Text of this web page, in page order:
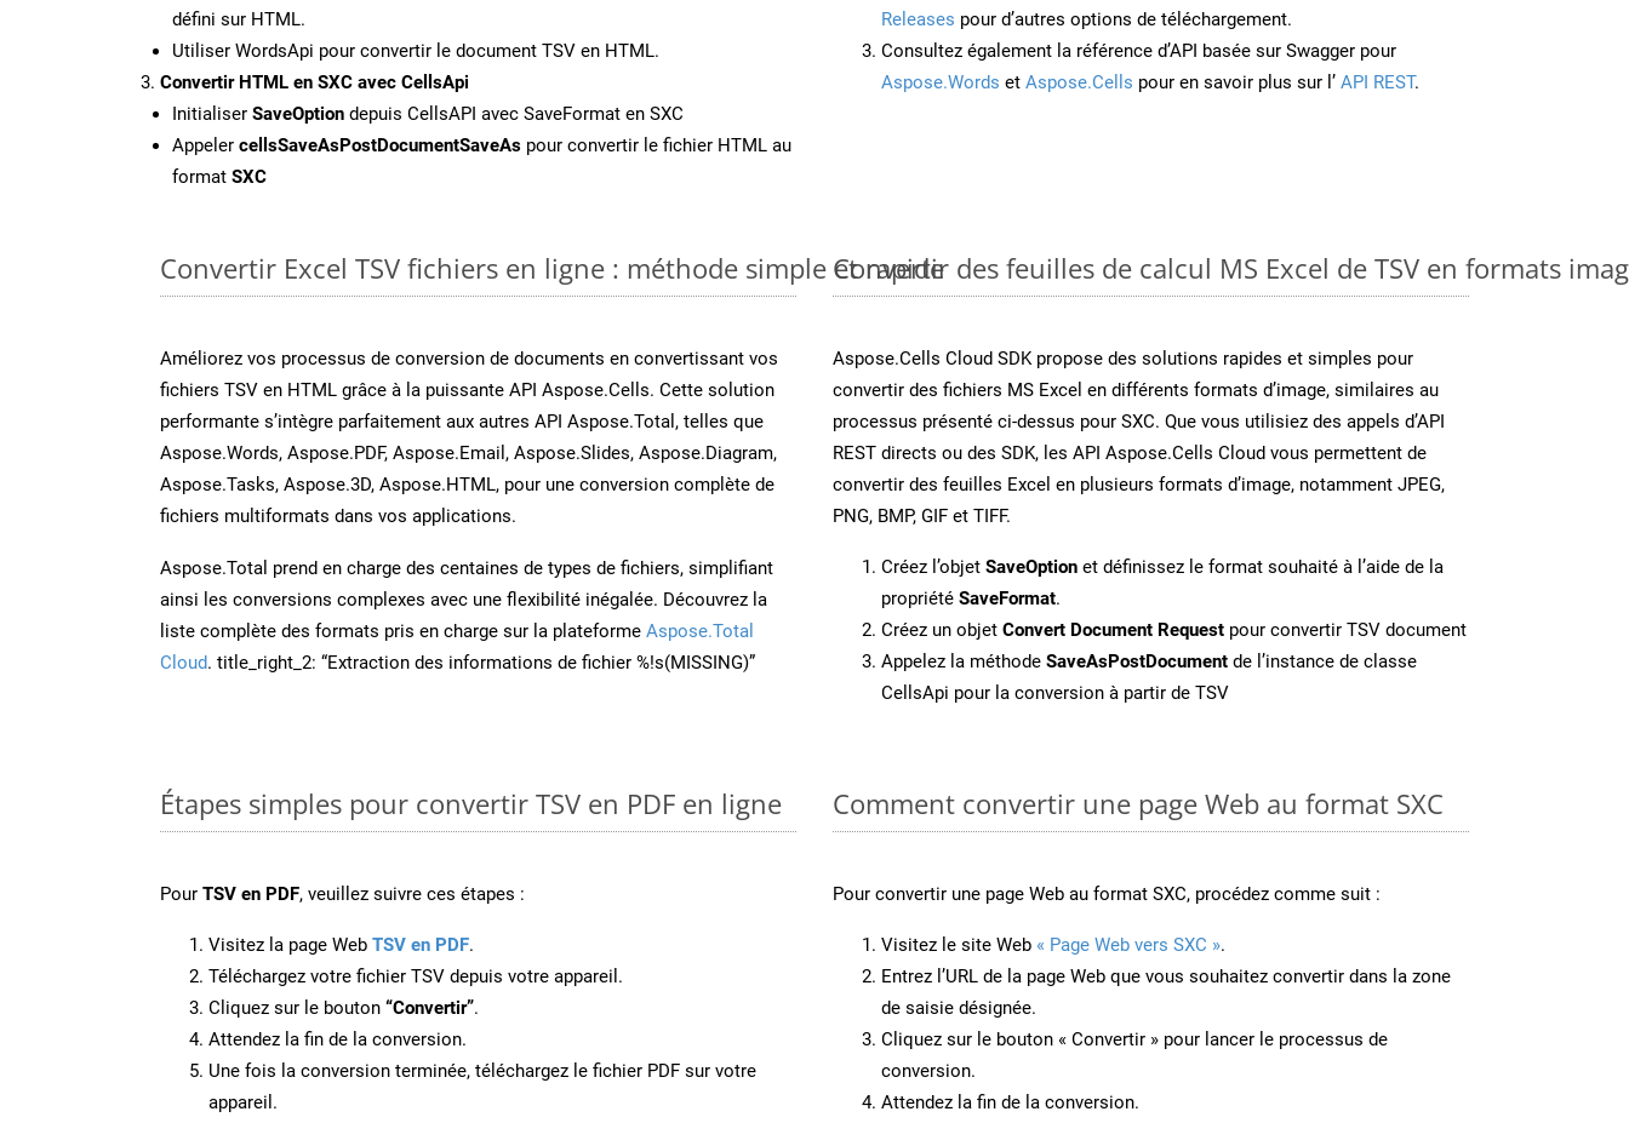
défini sur HTML.
Utiliser WordsApi pour convertir le document TSV en HTML.
Convertir HTML en SXC avec CellsApi
Initialiser SaveOption depuis CellsAPI avec SaveFormat en SXC
Appeler cellsSaveAsPostDocumentSaveAs pour convertir le fichier HTML au
format SXC
Releases pour d’autres options de téléchargement.
Consultez également la référence d’API basée sur Swagger pour
Aspose.Words et Aspose.Cells pour en savoir plus sur l’ API REST.
Convertir Excel TSV fichiers en ligne : méthode simple et rapide
Améliorez vos processus de conversion de documents en convertissant vos
fichiers TSV en HTML grâce à la puissante API Aspose.Cells. Cette solution
performante s’intègre parfaitement aux autres API Aspose.Total, telles que
Aspose.Words, Aspose.PDF, Aspose.Email, Aspose.Slides, Aspose.Diagram,
Aspose.Tasks, Aspose.3D, Aspose.HTML, pour une conversion complète de
fichiers multiformats dans vos applications.
Aspose.Total prend en charge des centaines de types de fichiers, simplifiant
ainsi les conversions complexes avec une flexibilité inégalée. Découvrez la
liste complète des formats pris en charge sur la plateforme Aspose.Total
Cloud. title_right_2: “Extraction des informations de fichier %!s(MISSING)”
Convertir des feuilles de calcul MS Excel de TSV en formats
Aspose.Cells Cloud SDK propose des solutions rapides et simples pour
convertir des fichiers MS Excel en différents formats d’image, similaires au
processus présenté ci-dessus pour SXC. Que vous utilisiez des appels d’API
REST directs ou des SDK, les API Aspose.Cells Cloud vous permettent de
convertir des feuilles Excel en plusieurs formats d’image, notamment JPEG,
PNG, BMP, GIF et TIFF.
Créez l’objet SaveOption et définissez le format souhaité à l’aide de la
propriété SaveFormat.
Créez un objet Convert Document Request pour convertir TSV document
Appelez la méthode SaveAsPostDocument de l’instance de classe
CellsApi pour la conversion à partir de TSV
Étapes simples pour convertir TSV en PDF en ligne
Pour TSV en PDF, veuillez suivre ces étapes :
Visitez la page Web TSV en PDF.
Téléchargez votre fichier TSV depuis votre appareil.
Cliquez sur le bouton “Convertir”.
Attendez la fin de la conversion.
Une fois la conversion terminée, téléchargez le fichier PDF sur votre
appareil.
Comment convertir une page Web au format SXC
Pour convertir une page Web au format SXC, procédez comme suit :
Visitez le site Web « Page Web vers SXC ».
Entrez l’URL de la page Web que vous souhaitez convertir dans la zone
de saisie désignée.
Cliquez sur le bouton « Convertir » pour lancer le processus de
conversion.
Attendez la fin de la conversion.